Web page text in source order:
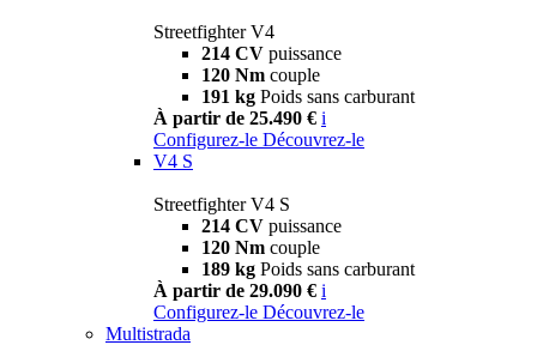
Streetfighter V4
214 CV puissance
120 Nm couple
191 kg Poids sans carburant
À partir de 25.490 € i
Configurez-le Découvrez-le
V4 S
Streetfighter V4 S
214 CV puissance
120 Nm couple
189 kg Poids sans carburant
À partir de 29.090 € i
Configurez-le Découvrez-le
Multistrada